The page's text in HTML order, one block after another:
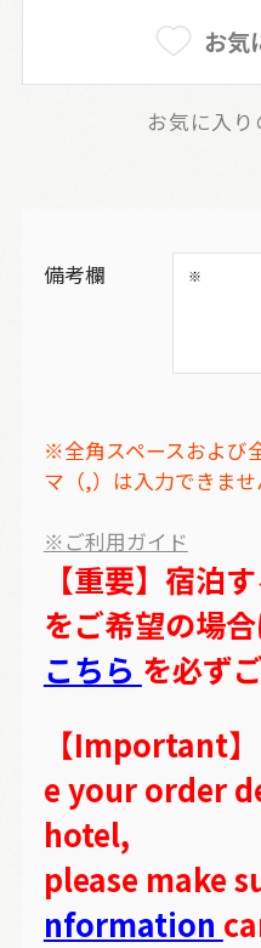
お気
お気に入り
備考欄
※全角スペースおよび
マ（,）は入力できませ
※ご利用ガイド
【重要】宿泊
をご希望の場
こちら を必ず
【Important
e your order
hotel,
please make
nformation